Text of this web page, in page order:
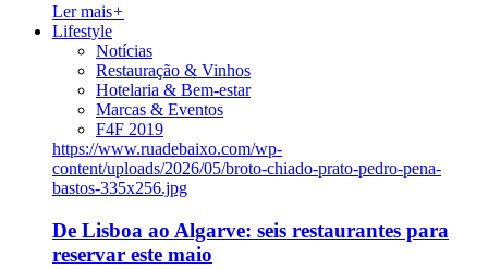
Ler mais+
Lifestyle
Notícias
Restauração & Vinhos
Hotelaria & Bem-estar
Marcas & Eventos
F4F 2019
https://www.ruadebaixo.com/wp-
content/uploads/2026/05/broto-chiado-prato-pedro-pena-
bastos-335x256.jpg
De Lisboa ao Algarve: seis restaurantes para
reservar este maio